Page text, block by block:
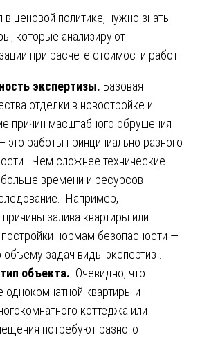
ценовой политике, нужно знать
которые анализируют
при расчете стоимости работ.
экспертизы. Базовая
отделки в новостройке и
причин масштабного обрушения
это работы принципиально разного
Чем сложнее технические
времени и ресурсов
Например,
залива квартиры или
постройки нормам безопасности —
задач виды экспертиз .
объекта. Очевидно, что
однокомнатной квартиры и
коттеджа или
потребуют разного